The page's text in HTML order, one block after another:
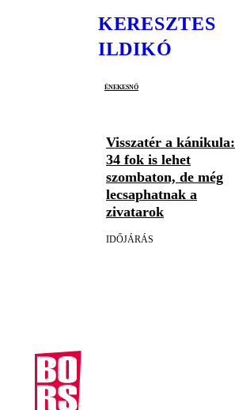
KERESZTES
ILDIKÓ
énekesnő
Visszatér a kánikula:
34 fok is lehet
szombaton, de még
lecsaphatnak a
zivatarok
IDŐJÁRÁS